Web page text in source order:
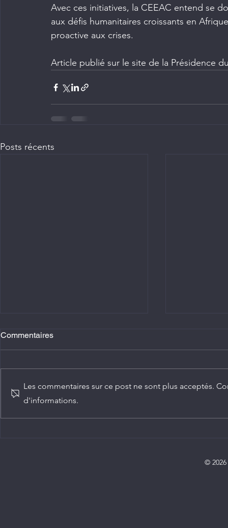
Avec ces initiatives, la CEEAC entend se
aux défis humanitaires croissants en
proactive aux crises.
Article publié sur le site de la Présidence
Posts récents
Commentaires
Les commentaires sur ce post ne sont plus acceptés.
d'informations.
©